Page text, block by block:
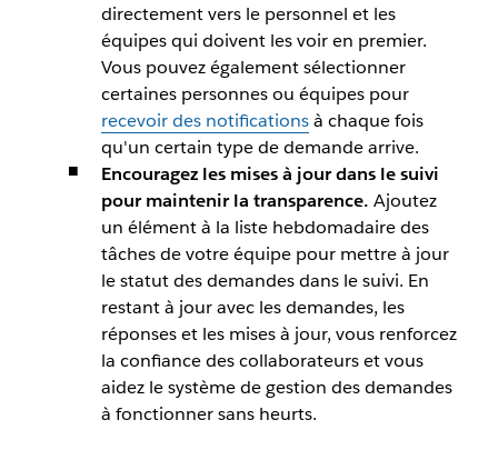
directement vers le personnel et les
équipes qui doivent les voir en premier.
Vous pouvez également sélectionner
certaines personnes ou équipes pour
recevoir des notificationsà chaque fois
qu'un certain type de demande arrive.
Encouragez les mises à jour dans le suivi
pour maintenir la transparence. Ajoutez
un élément à la liste hebdomadaire des
tâches de votre équipe pour mettre à jour
le statut des demandes dans le suivi. En
restant à jour avec les demandes, les
réponses et les mises à jour, vous renforcez
la confiance des collaborateurs et vous
aidez le système de gestion des demandes
à fonctionner sans heurts.